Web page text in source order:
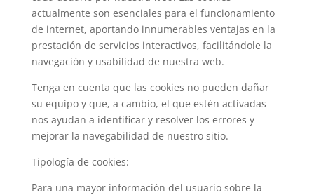
actualmente son esenciales para el funcionamiento
de internet, aportando innumerables ventajas en la
prestación de servicios interactivos, facilitándole la
navegación y usabilidad de nuestra web.
Tenga en cuenta que las cookies no pueden dañar
su equipo y que, a cambio, el que estén activadas
nos ayudan a identificar y resolver los errores y
mejorar la navegabilidad de nuestro sitio.
Tipología de cookies:
Para una mayor información del usuario sobre la